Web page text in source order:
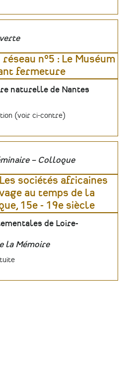
n°5 : Le Muséum
fermeture
naturelle de Nantes
(voir ci-contre)
– Colloque
sociétés africaines
au temps de la
15e - 19e siècle
de Loire-
la Mémoire